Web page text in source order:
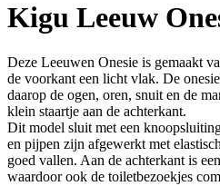
Kigu Leeuw
Deze Leeuwen Onesie is gemaakt
de voorkant een licht vlak. De
daarop de ogen, oren, snuit en de
klein staartje aan de achterkant.
Dit model sluit met een
en pijpen zijn afgewerkt met
goed vallen. Aan de achterkant is
waardoor ook de toiletbezoekjes